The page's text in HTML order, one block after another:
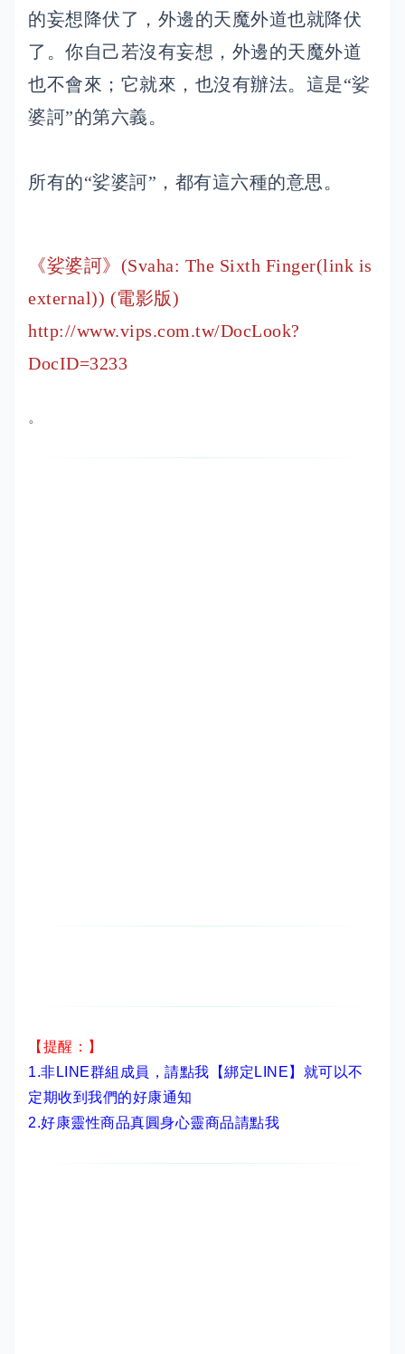
的妄想降伏了，外邊的天魔外道也就降伏
了。你自己若沒有妄想，外邊的天魔外道
也不會來；它就來，也沒有辦法。這是“娑
婆訶”的第六義。
所有的“娑婆訶”，都有這六種的意思。
《娑婆訶》(Svaha: The Sixth Finger(link is
external)) (電影版)
http://www.vips.com.tw/DocLook?
DocID=3233
。
【提醒：】
1.非LINE群組成員， 請點我【綁定LINE】 就可以不
定期收到我們的好康通知
2.好康靈性商品真圓身心靈商品請點我